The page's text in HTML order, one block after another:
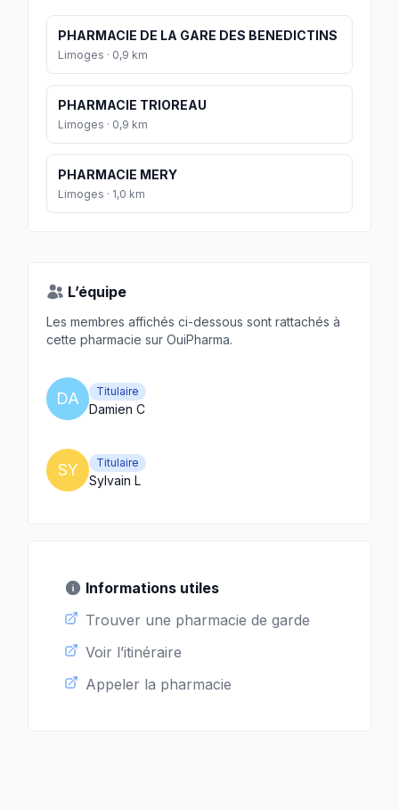
PHARMACIE DE LA GARE DES BENEDICTINS
Limoges · 0,9 km
PHARMACIE TRIOREAU
Limoges · 0,9 km
PHARMACIE MERY
Limoges · 1,0 km
L’équipe
Les membres affichés ci-dessous sont rattachés à
cette pharmacie sur OuiPharma.
DA Titulaire
Damien C
SY Titulaire
Sylvain L
Informations utiles
Trouver une pharmacie de garde
Voir l’itinéraire
Appeler la pharmacie